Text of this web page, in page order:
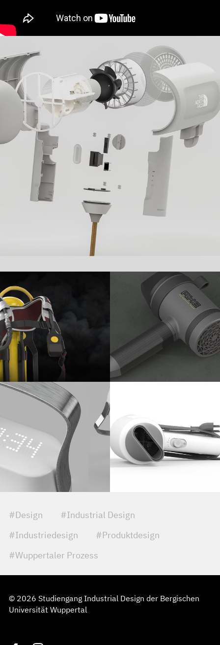
#Design
#Industrial Design
#Industriedesign
#Produktdesign
#Wuppertaler Prozess
© 2026 Studiengang Industrial Design der Bergischen
Universität Wuppertal